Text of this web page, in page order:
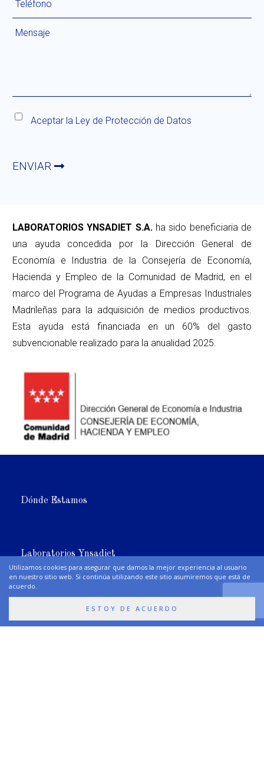
Utilizamos cookies para asegurar que damos la mejor experiencia al usuario
en nuestro sitio web. Si continúa utilizando este sitio asumiremos que está de
acuerdo.
ESTOY DE ACUERDO
Aceptar la Ley de Protección de Datos
ENVIAR
LABORATORIOS YNSADIET S.A.ha sido beneficiaria de
una ayuda concedida por la Dirección General de
Economía e Industria de la Consejería de Economía,
Hacienda y Empleo de la Comunidad de Madrid, en el
marco del Programa de Ayudas a Empresas Industriales
Madrileñas para la adquisición de medios productivos.
Esta ayuda está financiada en un 60% del gasto
subvencionable realizado para la anualidad 2025.
Dónde Estamos
Laboratorios Ynsadiet
Más Información